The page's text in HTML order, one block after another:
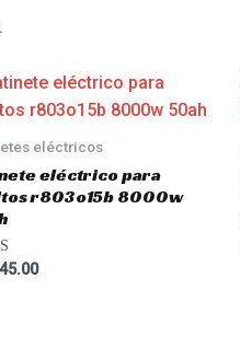
eléctricos
eléctrico para
r803o15b 8000w